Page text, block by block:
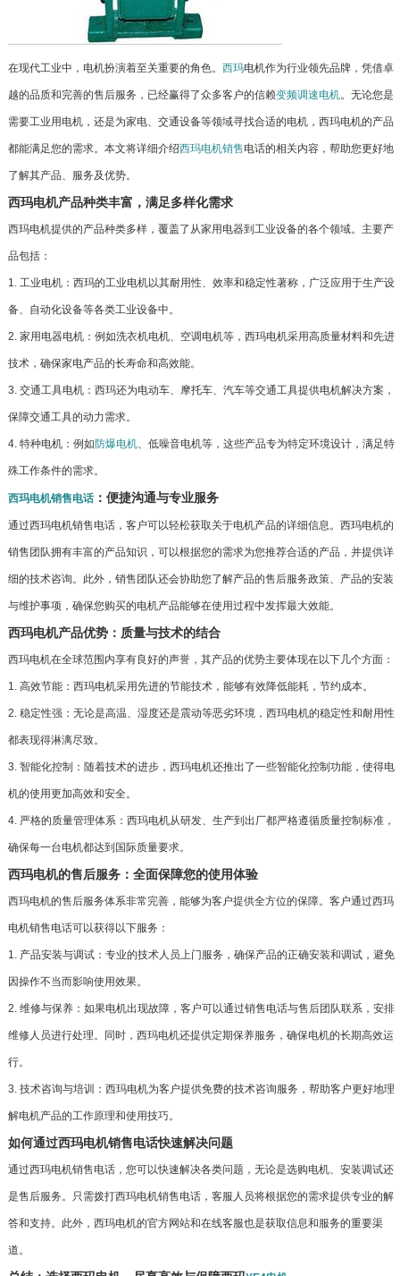
在现代工业中，电机扮演着至关重要的角色。 西玛电机作为行业领先品牌，凭借卓
越的品质和完善的售后服务，已经赢得了众多客户的信赖变频调速电机。无论您是
需要工业用电机，还是为家电、交通设备等领域寻找合适的电机，西玛电机的产品
都能满足您的需求。本文将详细介绍西玛电机销售电话的相关内容，帮助您更好地
了解其产品、服务及优势。
西玛电机产品种类丰富，满足多样化需求
西玛电机提供的产品种类多样，覆盖了从家用电器到工业设备的各个领域。主要产
品包括：
1. 工业电机：西玛的工业电机以其耐用性、效率和稳定性著称，广泛应用于生产设
备、自动化设备等各类工业设备中。
2. 家用电器电机：例如洗衣机电机、空调电机等，西玛电机采用高质量材料和先进
技术，确保家电产品的长寿命和高效能。
3. 交通工具电机：西玛还为电动车、摩托车、汽车等交通工具提供电机解决方案，
保障交通工具的动力需求。
4. 特种电机：例如防爆电机、低噪音电机等，这些产品专为特定环境设计，满足特
殊工作条件的需求。
西玛电机销售电话：便捷沟通与专业服务
通过西玛电机销售电话，客户可以轻松获取关于电机产品的详细信息。西玛电机的
销售团队拥有丰富的产品知识，可以根据您的需求为您推荐合适的产品，并提供详
细的技术咨询。此外，销售团队还会协助您了解产品的售后服务政策、产品的安装
与维护事项，确保您购买的电机产品能够在使用过程中发挥最大效能。
西玛电机产品优势：质量与技术的结合
西玛电机在全球范围内享有良好的声誉，其产品的优势主要体现在以下几个方面：
1. 高效节能：西玛电机采用先进的节能技术，能够有效降低能耗，节约成本。
2. 稳定性强：无论是高温、湿度还是震动等恶劣环境，西玛电机的稳定性和耐用性
都表现得淋漓尽致。
3. 智能化控制：随着技术的进步，西玛电机还推出了一些智能化控制功能，使得电
机的使用更加高效和安全。
4. 严格的质量管理体系：西玛电机从研发、生产到出厂都严格遵循质量控制标准，
确保每一台电机都达到国际质量要求。
西玛电机的售后服务：全面保障您的使用体验
西玛电机的售后服务体系非常完善，能够为客户提供全方位的保障。客户通过西玛
电机销售电话可以获得以下服务：
1. 产品安装与调试：专业的技术人员上门服务，确保产品的正确安装和调试，避免
因操作不当而影响使用效果。
2. 维修与保养：如果电机出现故障，客户可以通过销售电话与售后团队联系，安排
维修人员进行处理。同时，西玛电机还提供定期保养服务，确保电机的长期高效运
行。
3. 技术咨询与培训：西玛电机为客户提供免费的技术咨询服务，帮助客户更好地理
解电机产品的工作原理和使用技巧。
如何通过西玛电机销售电话快速解决问题
通过西玛电机销售电话，您可以快速解决各类问题，无论是选购电机、安装调试还
是售后服务。只需拨打西玛电机销售电话，客服人员将根据您的需求提供专业的解
答和支持。此外，西玛电机的官方网站和在线客服也是获取信息和服务的重要渠
道。